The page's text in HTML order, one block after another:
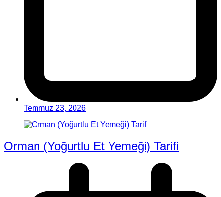
Temmuz 23, 2026
Orman (Yoğurtlu Et Yemeği) Tarifi